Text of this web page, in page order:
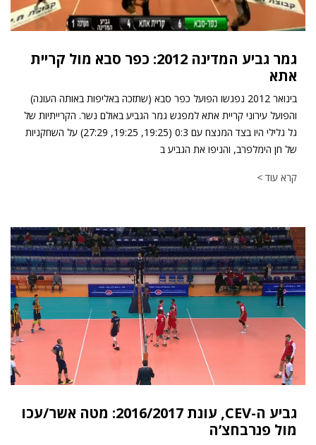
גמר גביע המדינה 2012: כפר סבא מול קריית
אתא
בינואר 2012 נפגשו הפועל כפר סבא (שתזכה באליפות באותה העונה)
והפועל עירוני קריית אתא למפגש גמר הגביע באולם נשר. הקרייתיות של
גל גלילי היו בצד המנצח עם 0:3 (19:25, 19:25, 27:29) על השחקניות
של חן הימלפרב, והניפו את הגביע ב
קרא עוד >
גביע ה-CEV, עונת 2016/2017: מטה אשר/עכו
מול פנרבחצ’ה